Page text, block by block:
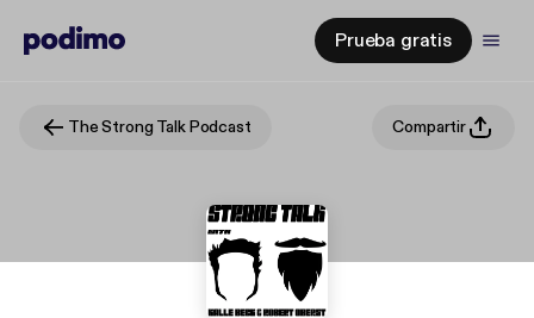
Prueba gratis
The Strong Talk Podcast Compartir